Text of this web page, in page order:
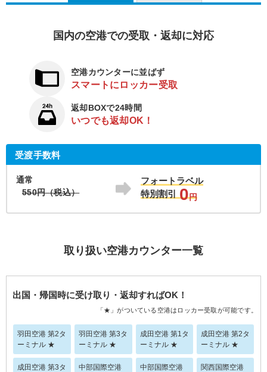
国内の空港での受取・返却に対応
空港カウンターに並ばず
スマートにロッカー受取
返却BOXで24時間
いつでも返却OK！
受渡手数料
通常
550円（税込）
フォートラベル
特別割引
0円
取り扱い空港カウンター一覧
出国・帰国時に受け取り・返却すればOK！
「★」がついている空港はロッカー受取が可能です。
羽田空港 第2タ
ーミナル ★
羽田空港 第3タ
ーミナル ★
成田空港 第1タ
ーミナル ★
成田空港 第2タ
ーミナル ★
成田空港 第3タ
中部国際空港
中部国際空港
関西国際空港